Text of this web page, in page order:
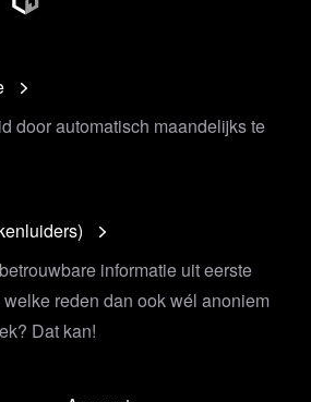
door automatisch maandelijks te
informatie uit eerste
reden dan ook wél anoniem
Dat kan!